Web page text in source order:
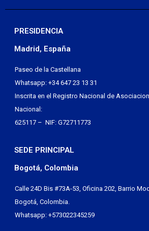
PRESIDENCIA
Madrid, España
Paseo de la Castellana
Whatsapp: +34 647 23 13 31
Inscrita en el Registro Nacional de
Nacional:
625117 – NIF: G72711773
SEDE PRINCIPAL
Bogotá, Colombia
Calle 24D Bis #73A-53, Oficina 202, Barrio
Bogotá, Colombia.
Whatsapp: +573022345259